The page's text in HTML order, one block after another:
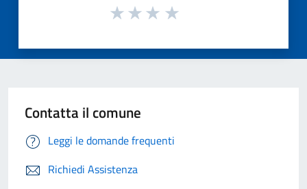
Contatta il comune
Leggi le domande frequenti
Richiedi Assistenza